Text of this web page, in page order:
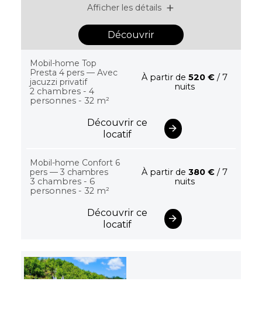
Afficher les détails
Découvrir
Mobil-home Top
Presta 4 pers — Avec
jacuzzi privatif
2 chambres - 4
personnes - 32 m²
À partir de520 € / 7
nuits
Découvrir ce
locatif
Mobil-home Confort 6
pers — 3 chambres
3 chambres - 6
personnes - 32 m²
À partir de380 € / 7
nuits
Découvrir ce
locatif